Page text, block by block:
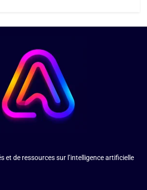
et de ressources sur l’intelligence artificielle